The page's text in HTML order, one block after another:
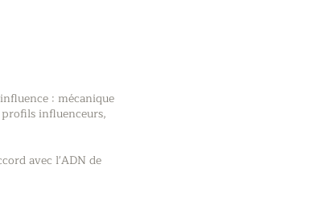
: mécanique
influenceurs,
avec l'ADN de